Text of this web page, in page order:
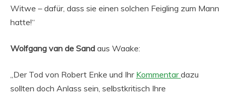
Witwe – dafür, dass sie einen solchen Feigling zum Mann
hatte!“
Wolfgang van de Sand aus Waake:
„Der Tod von Robert Enke und Ihr Kommentardazu
sollten doch Anlass sein, selbstkritisch Ihre